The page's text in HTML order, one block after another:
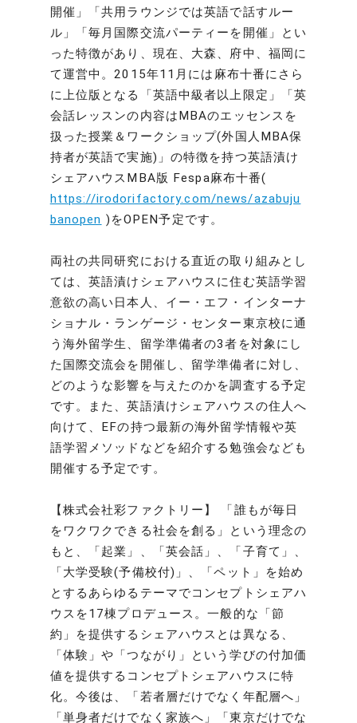
開催」「共用ラウンジでは英語で話すルー
ル」「毎月国際交流パーティーを開催」とい
った特徴があり、現在、大森、府中、福岡に
て運営中。2015年11月には麻布十番にさら
に上位版となる「英語中級者以上限定」「英
会話レッスンの内容はMBAのエッセンスを
扱った授業＆ワークショップ(外国人MBA保
持者が英語で実施)」の特徴を持つ英語漬け
シェアハウスMBA版 Fespa麻布十番(
https://irodorifactory.com/news/azabuju
banopen )をOPEN予定です。
両社の共同研究における直近の取り組みとし
ては、英語漬けシェアハウスに住む英語学習
意欲の高い日本人、イー・エフ・インターナ
ショナル・ランゲージ・センター東京校に通
う海外留学生、留学準備者の3者を対象にし
た国際交流会を開催し、留学準備者に対し、
どのような影響を与えたのかを調査する予定
です。また、英語漬けシェアハウスの住人へ
向けて、EFの持つ最新の海外留学情報や英
語学習メソッドなどを紹介する勉強会なども
開催する予定です。
【株式会社彩ファクトリー】 「誰もが毎日
をワクワクできる社会を創る」という理念の
もと、「起業」、「英会話」、「子育て」、
「大学受験(予備校付)」、「ペット」を始め
とするあらゆるテーマでコンセプトシェアハ
ウスを17棟プロデュース。一般的な「節
約」を提供するシェアハウスとは異なる、
「体験」や「つながり」という学びの付加価
値を提供するコンセプトシェアハウスに特
化。今後は、「若者層だけでなく年配層へ」
「単身者だけでなく家族へ」「東京だけでな